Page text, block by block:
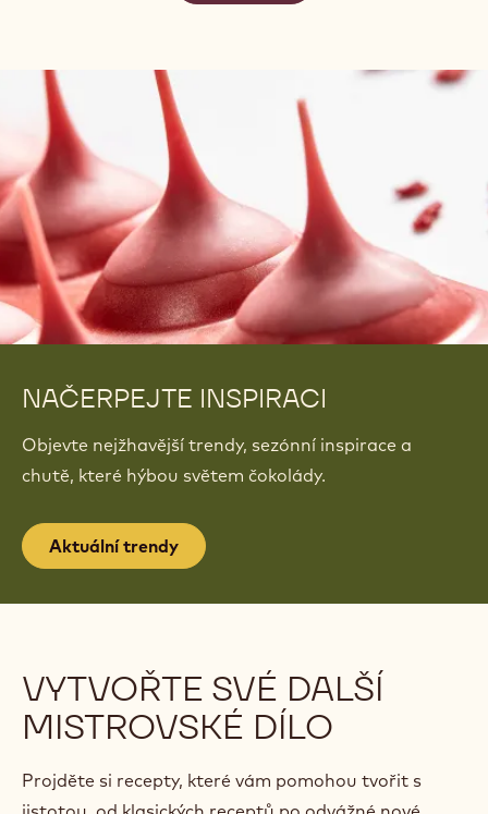
PREMIUM CHOCOLATES WITH
MELISSA COPPEL
08 Sep 2026 - 09 Sep 2026
Středně pokročilý
Více kurzů
NAČERPEJTE INSPIRACI
Objevte nejžhavější trendy, sezónní inspirace a